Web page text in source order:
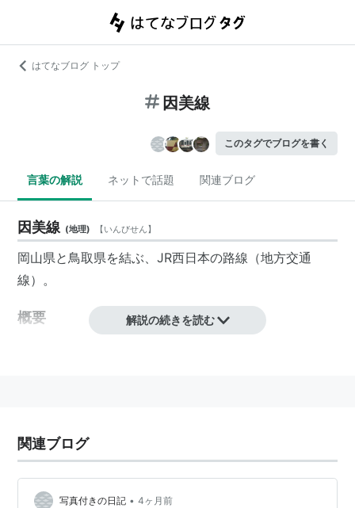
はてなブログ トップ
因美線
このタグでブログを書く
言葉の解説 ネットで話題 関連ブログ
因美線 (地理) 【いんびせん】
岡山県と鳥取県を結ぶ、JR西日本の路線（地方交通
線）。
概要
頭−鳥取間には
急列車・普通列車。郡家駅から若桜鉄道へ乗り入れる普
通列車も運転されている。
解説の続きを読む
関連ブログ
写真付きの日記 • 4ヶ月前